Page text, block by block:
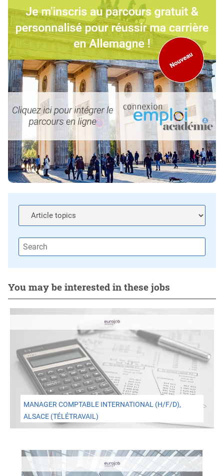
You may be interested in these jobs
MANAGER COMPTABLE INTERNATIONAL (H/F/D),
ALSACE (TÉLÉTRAVAIL)